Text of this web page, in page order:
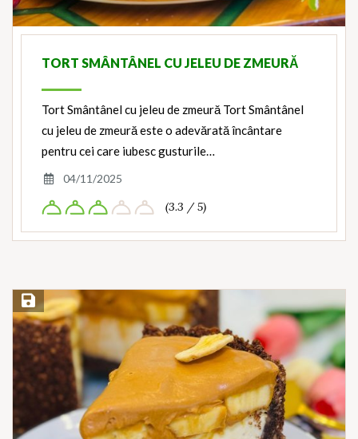
TORT SMÂNTÂNEL CU JELEU DE ZMEURĂ
Tort Smântânel cu jeleu de zmeură Tort Smântânel
cu jeleu de zmeură este o adevărată încântare
pentru cei care iubesc gusturile…
04/11/2025
(3.3 / 5)
Save Recipe